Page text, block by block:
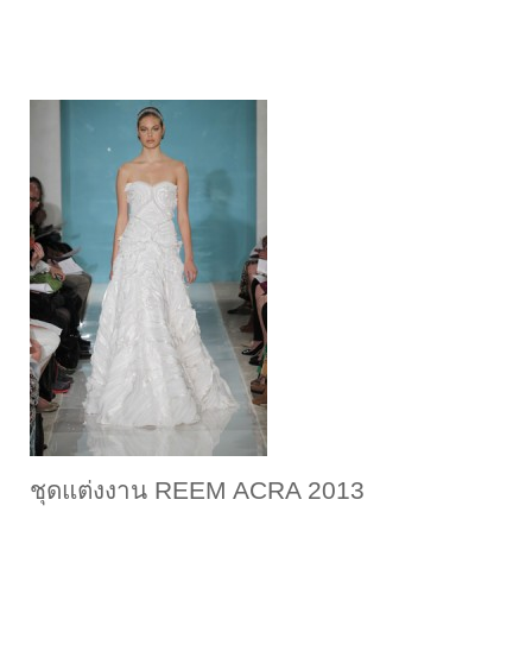
ชุดแต่งงาน REEM ACRA 2013